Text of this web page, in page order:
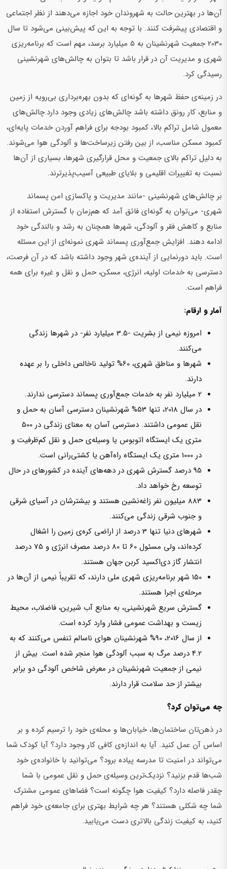
آن‌ها در بهترین حالت به شهروندان خود اجازه می‌دهند از نظر اجتماعی
و اقتصادی پیشرفت کنند. با توجه به این که پیش‌بینی می‌شود تا سال
2030 جمعیت شهرنشینان به 5 میلیارد برسد، مهم است که برنامه‌ریزی
شهری و مدیریت آن در قرار باشد تا بتوان به چالش‌های شهرنشینی
رسیدگی کرد.
در زمینه‌ی حفظ شهرها به گونه‌ای که بدون بهره‌برداری بی‌رویه از زمین
و منابع، کار رونق داشته باشد چالش‌های زیادی وجود دارد.چالش‌های
معمول شامل تراکم بالا، کمبود بودجه برای فراهم آوردن خدمات پایه‌ای،
کمبود مسکن مناسب، از بین رفتن زیرساخت‌ها و آلودگی هوا می‌شوند.
به دلیل تراکم بالای جمعیت و محل قرارگیری شهرها، بسیاری از آن‌ها
نسبت به تغییرات اقلیمی و بلایای طبیعی آسیب‌پذیرترند.
بر چالش‌های شهرنشینی -مانند مدیریت و پاکسازی امن پسماند
شهری- می‌توان به گونه‌ای فائق آمد که هم‌زمان با گسترش استفاده از
منابع و کاهش فقر و آلودگی، شهرها همچنان به رشد و بالندگی خود
ادامه دهند. افزایش جمع‌آوری پسماند شهری نمونه‌ای از این مسئله
است. باید دورنمایی از آینده‌ی شهر وجود داشته باشد که در آن فرصت،
دسترسی به خدمات اولیه، انرژی، مسکن، حمل و نقل و غیره برای همه
فراهم است.
آمار و ارقام:
امروزه نیمی از بشریت -3.5 میلیارد نفر- در شهرها زندگی
می‌کنند.
شهرها و مناطق شهری، 60% تولید ناخالص داخلی را بر عهده
دارند.
2 میلیارد نفر به خدمات جمع‌آوری پسماند دسترسی ندارند.
در سال 2018، تنها 53% شهرنشینان دسترسی آسان به حمل و
نقل عمومی داشتند. دسترسی آسان به معنای زندگی در 500
متری یک ایستگاه اتوبوس یا وسیله‌ی حمل‌ و نقل کم‌ظرفیت و
در 1000 متری یک ایستگاه راه‌آهن یا کشتی‌رانی است.
95 درصد گسترش شهری در دهه‌های آینده در کشورهای در حال
توسعه رخ خواهد داد.
883 میلیون نفر زاغه‌نشین هستند و بیشترشان در آسیای شرقی
و جنوب شرقی زندگی می‌کنند.
شهرهای دنیا تنها 3 درصد از اراضی کره‌ی زمین را اشغال
کرده‌اند، ولی مسئول 60 تا 80 درصد مصرف انرژی و 75 درصد
انتشار گاز دی‌اکسید کربن جهان‌ هستند.
150 شهر برنامه‌ریزی شهری ملی دارند، که تقریباً نیمی از آن‌ها در
مرحله‌ی اجرا هستند.
گسترش سریع شهرنشینی، به منابع آب شیرین، فاضلاب، محیط
زیست و بهداشت عمومی فشار وارد کرده است.
از سال 2016، 90% شهرنشینان هوای ناسالم تنفس می‌کنند که به
4.2 درصد مرگ به سبب آلودگی هوا منجر شده است. بیش از
نیمی از جمعیت شهرنشینان در معرض شاخص آلودگی دو برابر
بیشتر از حد سلامت قرار دارند.
چه می‌توان کرد؟
در ذهن‌تان ساختمان‌ها، خیابان‌ها و محله‌ی خود را ترسیم کرده و بر
اساس آن عمل کنید. آیا به اندازه‌ی کافی کار وجود دارد؟ آیا کودک شما
می‌تواند در امنیت تا مدرسه پیاده‌ برود؟ می‌توانید با خانواده‌ی خود
شب‌ها قدم بزنید؟ نزدیک‌ترین وسیله‌ی حمل و نقل عمومی با شما
چقدر فاصله دارد؟ کیفیت هوا چگونه است؟ فضاهای عمومی مشترک
شما چه شکلی هستند؟ هر چه شرایط بهتری برای جامعه‌ی خود فراهم
کنید، به کیفیت زندگی بالاتری دست می‌یابید.